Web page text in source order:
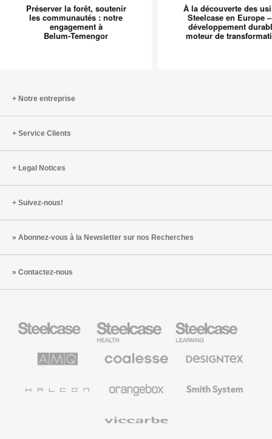
forêt,
soutenir
à
Préserver la forêt, soutenir
les communautés : notre
engagement à
Belum‑Temengor
des
le
À la découverte des
Steelcase en Europe
développement
moteur de
Notre entreprise
Service Clients
Legal Notices
Suivez-nous!
Abonnez-vous à la Newsletter sur nos Recherches
Contactez-nous
Health
Mobilier
pour
secteur
Solutions
Mobilier
Premium
Textiles
Muraux
System